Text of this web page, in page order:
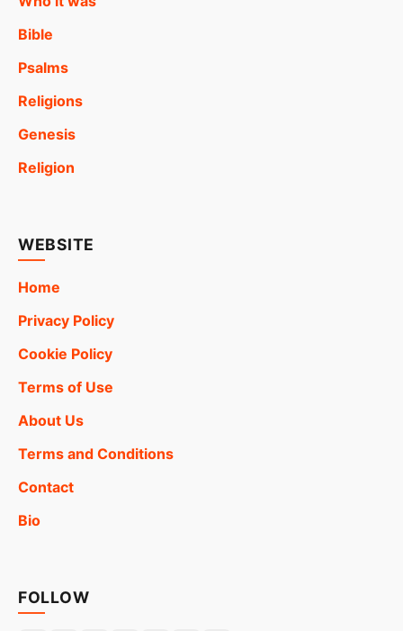
Bible
Psalms
Religions
Genesis
Religion
WEBSITE
Home
Privacy Policy
Cookie Policy
Terms of Use
About Us
Terms and Conditions
Contact
Bio
FOLLOW